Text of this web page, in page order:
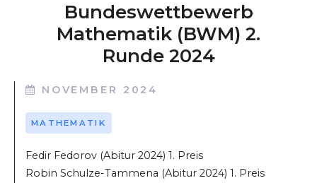
Bundeswettbewerb
Mathematik (BWM) 2.
Runde 2024
NOVEMBER 2024
MATHEMATIK
Fedir Fedorov (Abitur 2024) 1. Preis
Robin Schulze-Tammena (Abitur 2024) 1. Preis